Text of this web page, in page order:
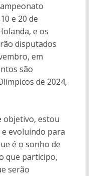
e 20 de
e os
disputados
em
são
de 2024,
objetivo, estou
evoluindo para
é o sonho de
que participo,
serão